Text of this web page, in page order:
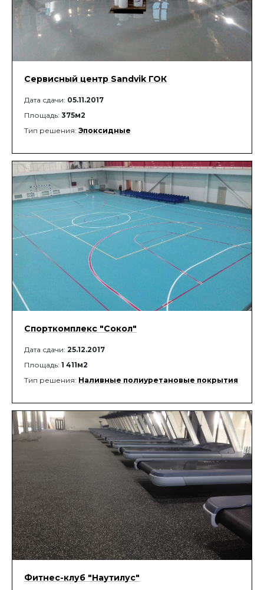
Сервисный центр Sandvik ГОК
Дата сдачи: 05.11.2017
Площадь: 375м2
Тип решения: Эпоксидные
Спорткомплекс "Сокол"
Дата сдачи: 25.12.2017
Площадь: 1 411м2
Тип решения: Наливные полиуретановые покрытия
Фитнес-клуб "Наутилус"